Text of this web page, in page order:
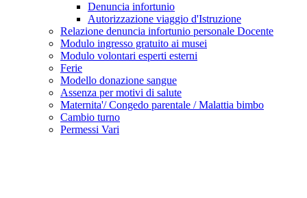
Denuncia infortunio
Autorizzazione viaggio d'Istruzione
Relazione denuncia infortunio personale Docente
Modulo ingresso gratuito ai musei
Modulo volontari esperti esterni
Ferie
Modello donazione sangue
Assenza per motivi di salute
Maternita'/ Congedo parentale / Malattia bimbo
Cambio turno
Permessi Vari